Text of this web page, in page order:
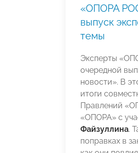
«ОПОРА
выпуск
темы
Эксперты
очередной
новости». В
итоги
Правлений
«ОПОРА» с
Файзуллина.
поправках в